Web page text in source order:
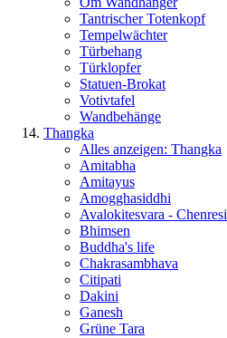
Tantrischer Totenkopf
Tempelwächter
Türbehang
Türklopfer
Statuen-Brokat
Votivtafel
Wandbehänge
Thangka
Alles anzeigen: Thangka
Amitabha
Amitayus
Amogghasiddhi
Avalokitesvara - Chenresi
Bhimsen
Buddha's life
Chakrasambhava
Citipati
Dakini
Ganesh
Grüne Tara